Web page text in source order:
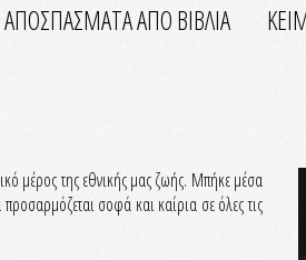
ΑΠΟΣΠΑΣΜΑΤΑ ΑΠΟ ΒΙΒΛΙΑ
μέρος της εθνικής μας ζωής. Μπήκε μέσα
σοφά και καίρια σε όλες τις